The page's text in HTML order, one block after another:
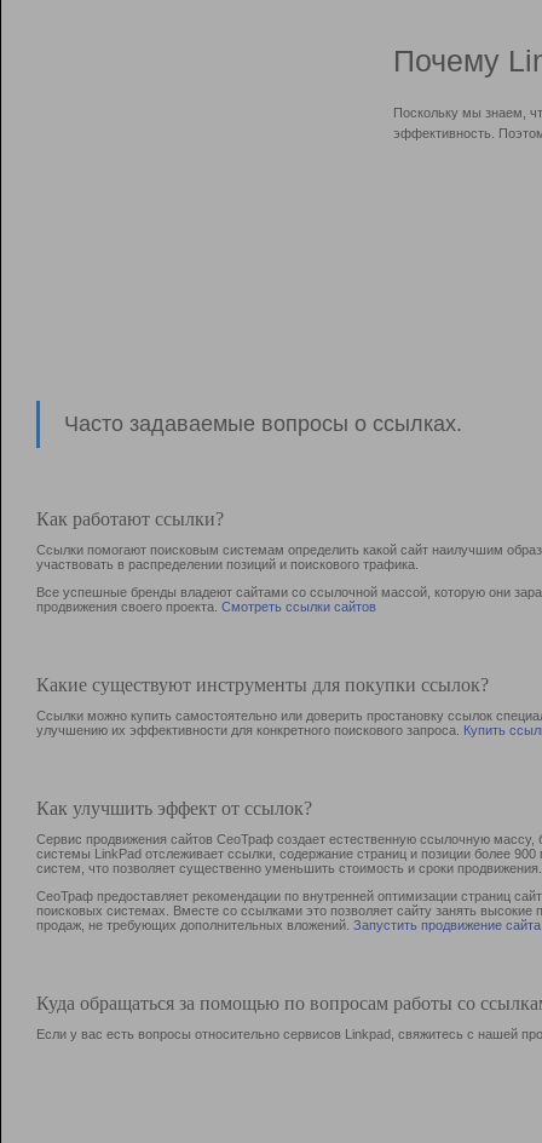
Почему
Поскольку мы знаем,
эффективность.
Часто задаваемые вопросы о ссылках.
Как работают ссылки?
Ссылки помогают поисковым системам определить какой сайт наилучшим
участвовать в раcпределении позиций и поискового трафика.
Все успешные бренды владеют сайтами со ссылочной массой, которую они
продвижения своего проекта. Смотреть ссылки сайтов
Какие существуют инструменты для покупки ссылок?
Ссылки можно купить самостоятельно или доверить простановку ссылок
улучшению их эффективности для конкретного поискового запроса. Купить
Как улучшить эффект от ссылок?
Сервис продвижения сайтов СеоТраф создает естественную ссылочную
системы LinkPad отслеживает ссылки, содержание страниц и позиции более
систем, что позволяет существенно уменьшить стоимость и сроки продвижения.
СеоТраф предоставляет рекомендации по внутренней оптимизации страниц
поисковых системах. Вместе со ссылками это позволяет сайту занять
продаж, не требующих дополнительных вложений. Запустить продвижение сайта
Куда обращаться за помощью по вопросам работы со
Если у вас есть вопросы относительно сервисов Linkpad, свяжитесь с нашей